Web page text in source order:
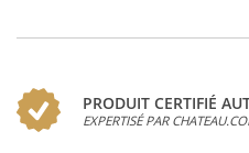
PRODUIT CERTIFIÉ
EXPERTISÉ PAR